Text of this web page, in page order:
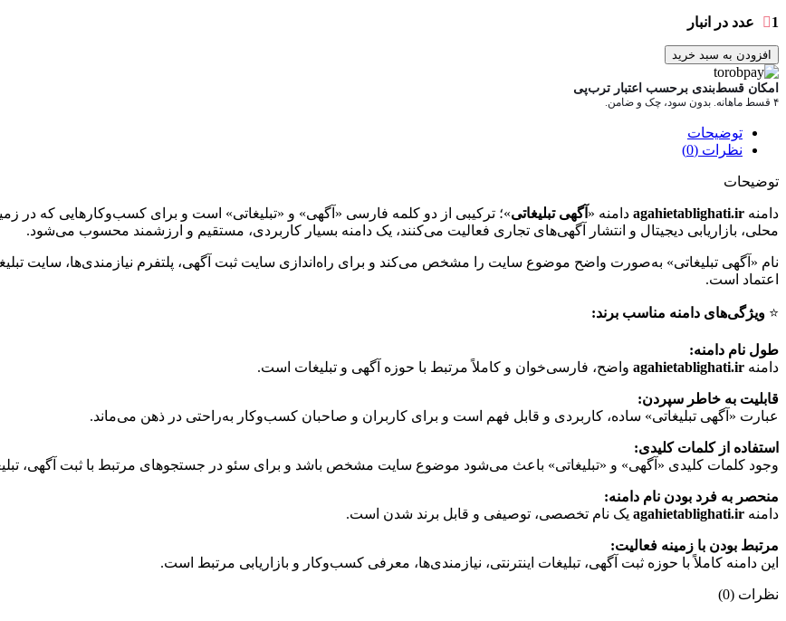
1 عدد در انبار
افزودن به سبد خرید
امکان قسط‌بندی برحسب اعتبار ترب‌پی
۴ قسط ماهانه. بدون سود، چک و ضامن.
توضیحات
نظرات (0)
توضیحات
دامنه agahietablighati.ir دامنه « آگهی تبلیغاتی»؛ ترکیبی از دو کلمه فارسی «آگهی» و «تبلیغاتی» است و برای کسب‌وکارهایی که در
محلی، بازاریابی دیجیتال و انتشار آگهی‌های تجاری فعالیت می‌کنند، یک دامنه بسیار کاربردی، مستقیم و ارزشمند محسوب می‌شود.
نام «آگهی تبلیغاتی» به‌صورت واضح موضوع سایت را مشخص می‌کند و برای راه‌اندازی سایت ثبت آگهی، پلتفرم نیازمندی‌ها، سایت
اعتماد است.
⭐️ ویژگی‌های دامنه مناسب برند:
طول نام دامنه:
دامنه agahietablighati.ir واضح، فارسی‌خوان و کاملاً مرتبط با حوزه آگهی و تبلیغات است.
قابلیت به خاطر سپردن:
عبارت «آگهی تبلیغاتی» ساده، کاربردی و قابل فهم است و برای کاربران و صاحبان کسب‌وکار به‌راحتی در ذهن می‌ماند.
استفاده از کلمات کلیدی:
وجود کلمات کلیدی «آگهی» و «تبلیغاتی» باعث می‌شود موضوع سایت مشخص باشد و برای سئو در جستجوهای مرتبط با ثبت آگهی،
منحصر به فرد بودن نام دامنه:
دامنه agahietablighati.ir یک نام تخصصی، توصیفی و قابل برند شدن است.
مرتبط بودن با زمینه فعالیت:
این دامنه کاملاً با حوزه ثبت آگهی، تبلیغات اینترنتی، نیازمندی‌ها، معرفی کسب‌وکار و بازاریابی مرتبط است.
نظرات (0)